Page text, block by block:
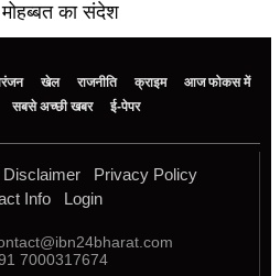
का संदेश
खेल राजनीति क्राइम
आज फोकस में
सबसे अच्छी खबर ई-पेपर
Disclaimer
Privacy Policy
Info
Login
7000317674